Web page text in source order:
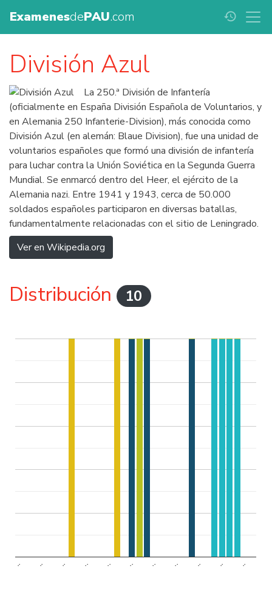
ExamenesdePAU.com history
División Azul
La 250.ª División de Infantería
(oficialmente en España División Española de Voluntarios, y
en Alemania 250 Infanterie-Division), más conocida como
División Azul (en alemán: Blaue Division), fue una unidad de
voluntarios españoles que formó una división de infantería
para luchar contra la Unión Soviética en la Segunda Guerra
Mundial. Se enmarcó dentro del Heer, el ejército de la
Alemania nazi. Entre 1941 y 1943, cerca de 50.000
soldados españoles participaron en diversas batallas,
fundamentalmente relacionadas con el sitio de Leningrado.
Ver en Wikipedia.org
Distribución 10
.. .. .. .. .. .. .. .. .. .. ..